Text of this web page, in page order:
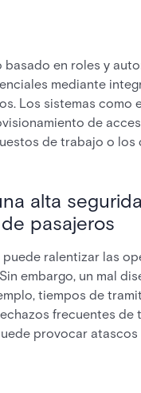
basado en roles y
mediante
Los sistemas como
de
de trabajo o los
alta
pasajeros
ralentizar las
embargo, un mal
tiempos de
frecuentes de
provocar atascos